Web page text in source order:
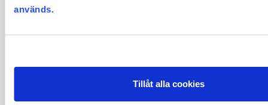
används.
Tillåt alla cookies
Pension och försäkringar